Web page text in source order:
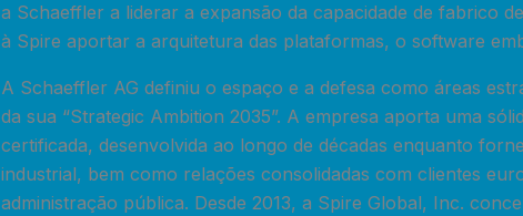
a Schaeffler a liderar a expansão da capacidade de fabrico
à Spire aportar a arquitetura das plataformas, o software
A Schaeffler AG definiu o espaço e a defesa como áreas
da sua “Strategic Ambition 2035”. A empresa aporta uma
certificada, desenvolvida ao longo de décadas enquanto
industrial, bem como relações consolidadas com clientes
administração pública. Desde 2013, a Spire Global, Inc.